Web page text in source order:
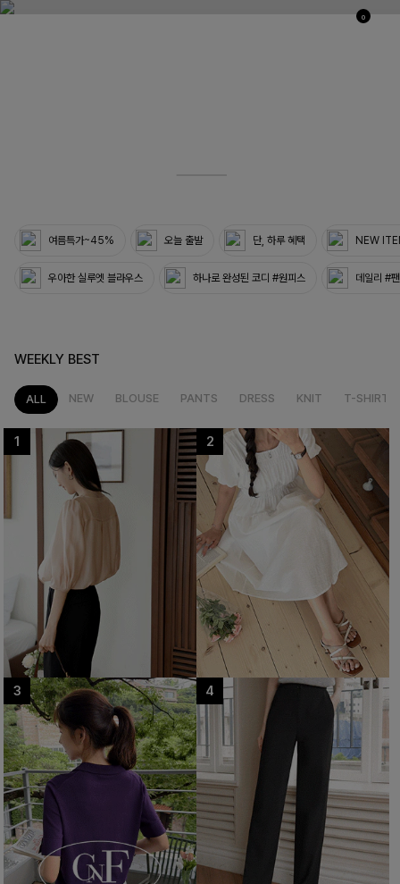
0
여름특가~45% 오늘 출발 단, 하루 혜택 NEW
우아한 실루엣 블라우스 하나로 완성된 코디 #원피스 데일리 #
WEEKLY BEST
ALL NEW BLOUSE PANTS DRESS KNIT T-SHIRT